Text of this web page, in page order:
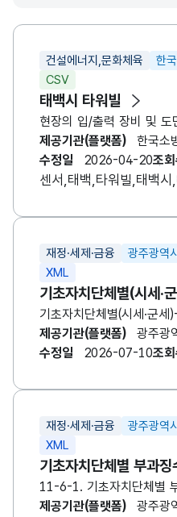
건설에너지,문화체육
한
CSV
태백시 타워빌
현장의 입/출력 장비 및
제공기관(플랫폼)
한국소
수정일
2026-04-20조
센서,태백,타워빌,태백시
재정·세제·금융
광주광역
XML
기초자치단체별(시세·
기초자치단체별(시세·군세
제공기관(플랫폼)
광주광
수정일
2026-07-10조
재정·세제·금융
광주광역
XML
기초자치단체별 부과
11-6-1. 기초자치단체별
제공기관(플랫폼)
광주광